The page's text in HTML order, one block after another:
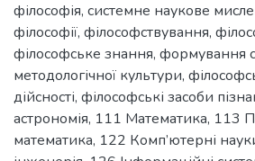
філософія, системне наукове
філософії, філософствування,
філософське знання, формування
методологічної культури,
дійсності, філософські засоби
астрономія, 111 Математика, 113
математика, 122 Комп’ютерні